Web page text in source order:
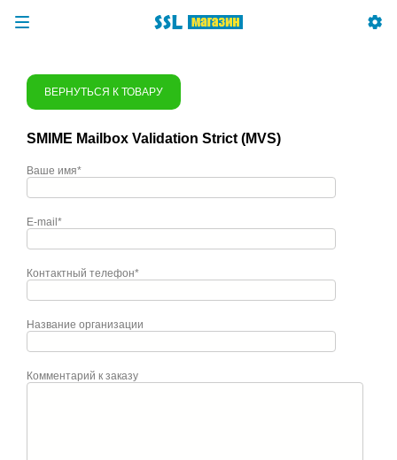
ВЕРНУТЬСЯ К ТОВАРУ
SMIME Mailbox Validation Strict (MVS)
Ваше имя*
E-mail*
Контактный телефон*
Название организации
Комментарий к заказу